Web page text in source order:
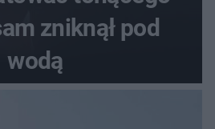
zniknął pod
wodą